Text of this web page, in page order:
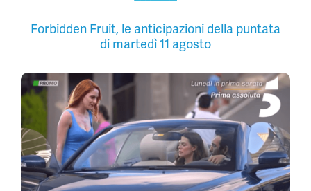
Forbidden Fruit, le anticipazioni della puntata
di martedì 11 agosto